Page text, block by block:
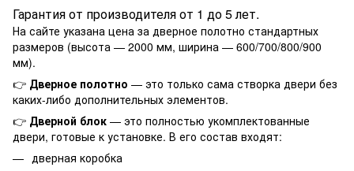
Гарантия от производителя от 1 до 5 лет.
На сайте указана цена за дверное полотно стандартных
размеров (высота — 2000 мм, ширина — 600/700/800/900
мм).
👉 Дверное полотно — это только сама створка двери без
каких-либо дополнительных элементов.
👉 Дверной блок — это полностью укомплектованные
двери, готовые к установке. В его состав входят:
дверная коробка